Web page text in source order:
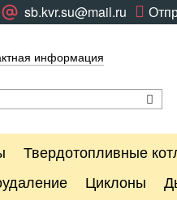
sb.kvr.su@mail.ru
информация
Твердотопливные
Циклоны